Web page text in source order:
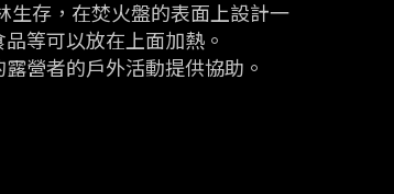
生存，在焚火盤的表面上設計一
等可以放在上面加熱。
營者的戶外活動提供協助。